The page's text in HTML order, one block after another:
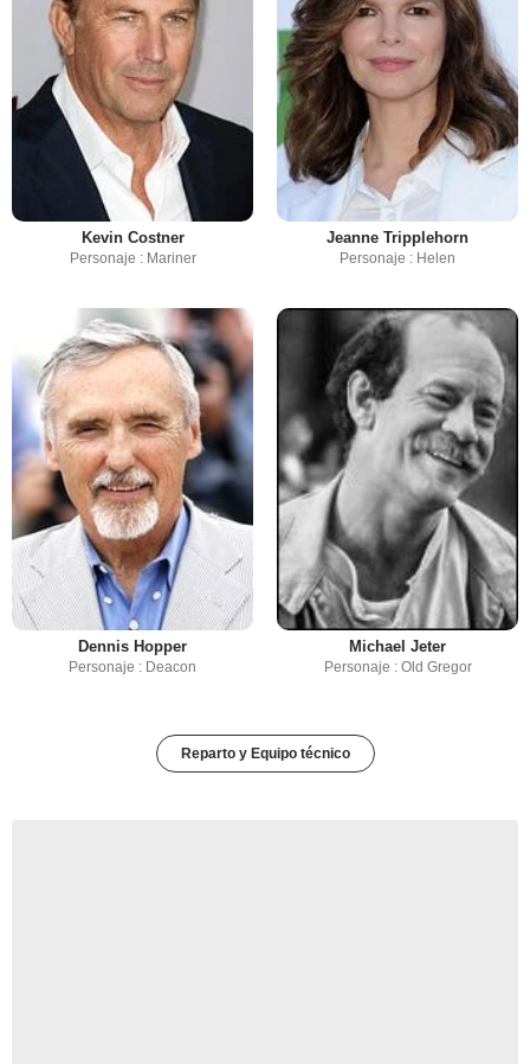
Kevin Costner
Personaje : Mariner
Jeanne Tripplehorn
Personaje : Helen
Dennis Hopper
Personaje : Deacon
Michael Jeter
Personaje : Old Gregor
Reparto y Equipo técnico